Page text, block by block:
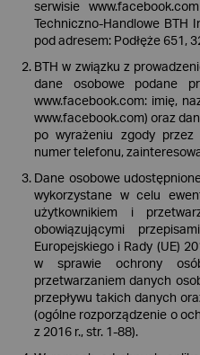
serwisie
Techniczno-Handlowe BTH
pod adresem: Podłęże 651,
BTH w związku z
dane osobowe podane
www.facebook.com: imię,
www.facebook.com) oraz
po wyrażeniu zgody
numer telefonu,
Dane osobowe
wykorzystane w celu
użytkownikiem i
obowiązującymi
Europejskiego i Rady (UE)
w sprawie ochrony
przetwarzaniem danych
przepływu takich danych
(ogólne rozporządzenie o
z 2016 r., str. 1-88).